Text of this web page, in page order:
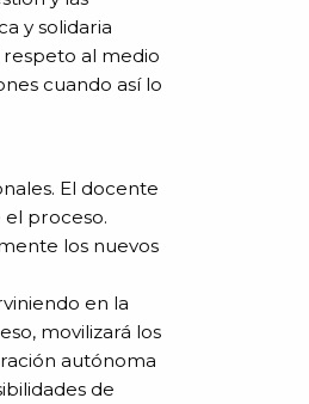
y solidaria
al medio
cuando así lo
El docente
proceso.
los nuevos
en la
movilizará los
autónoma
de